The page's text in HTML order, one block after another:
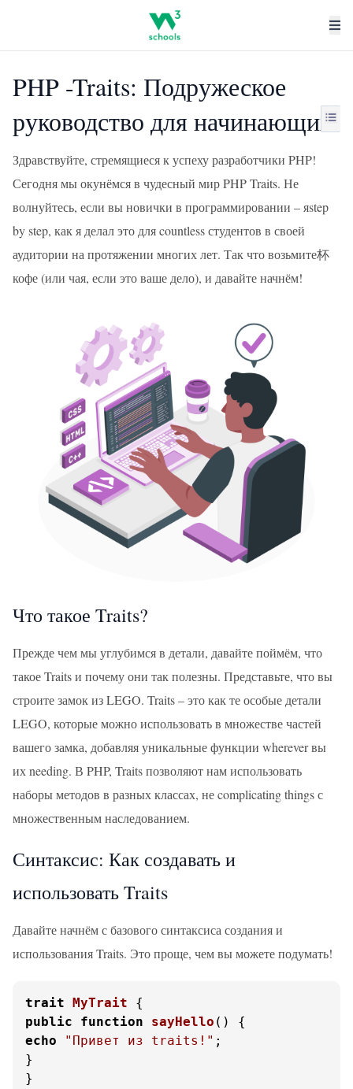
PHP -Traits: Подружеское
руководство для начинающих
Здравствуйте, стремящиеся к успеху разработчики PHP!
Сегодня мы окунёмся в чудесный мир PHP Traits. Не
волнуйтесь, если вы новички в программировании – яstep
by step, как я делал это для countless студентов в своей
аудитории на протяжении многих лет. Так что возьмите杯
кофе (или чая, если это ваше дело), и давайте начнём!
Что такое Traits?
Прежде чем мы углубимся в детали, давайте поймём, что
такое Traits и почему они так полезны. Представьте, что вы
строите замок из LEGO. Traits – это как те особые детали
LEGO, которые можно использовать в множестве частей
вашего замка, добавляя уникальные функции wherever вы
их needing. В PHP, Traits позволяют нам использовать
наборы методов в разных классах, не complicating things с
множественным наследованием.
Синтаксис: Как создавать и
использовать Traits
Давайте начнём с базового синтаксиса создания и
использования Traits. Это проще, чем вы можете подумать!
trait MyTrait
public
function sayHello ( )
echo
"Привет из traits!" ;
}
}